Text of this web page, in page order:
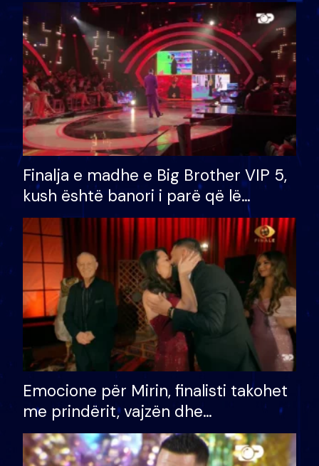
Finalja e madhe e Big Brother VIP 5,
kush është banori i parë që lë
shtëpinë dhe humb mundësinë për
të fituar çmimin e madh
Emocione për Mirin, finalisti takohet
me prindërit, vajzën dhe
bashkëshorten: S’kemi ndonjë letër
divorci apo jo?